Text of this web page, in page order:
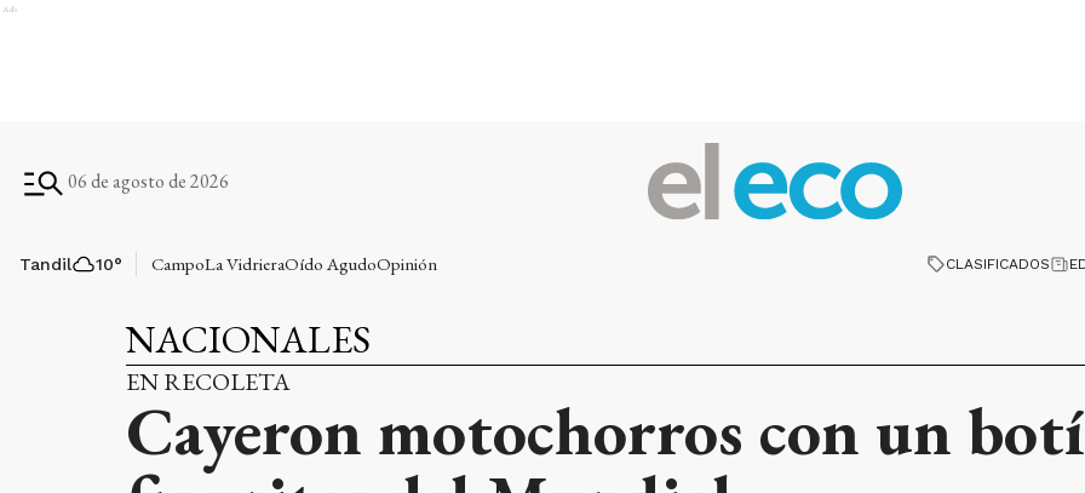
Ads
06 de agosto de 2026
Tandil 10° CampoLa VidrieraOído AgudoOpinión CLASIFICADOS
NACIONALES
EN RECOLETA
Cayeron motochorros con un